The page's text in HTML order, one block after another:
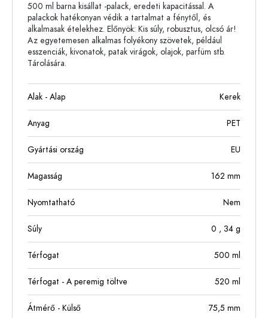
500 ml barna kisállat -palack, eredeti kapacitással. A
palackok hatékonyan védik a tartalmat a fénytől, és
alkalmasak ételekhez. Előnyök: Kis súly, robusztus, olcsó ár!
Az egyetemesen alkalmas folyékony szövetek, például
esszenciák, kivonatok, patak virágok, olajok, parfüm stb.
Tárolására.
Alak - Alap Kerek
Anyag PET
Gyártási ország EU
Magasság 162 mm
Nyomtatható Nem
Súly 0 , 34 g
Térfogat 500 ml
Térfogat - A peremig töltve 520 ml
Átmérő - Külső 75,5 mm